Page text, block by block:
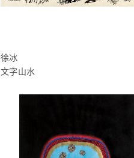
徐冰
文字山水